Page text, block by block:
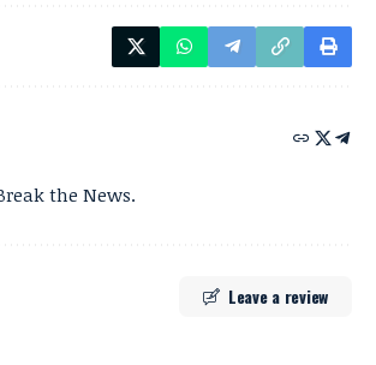
the News.
Leave a review